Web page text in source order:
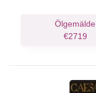
Ölgemälde
€2719